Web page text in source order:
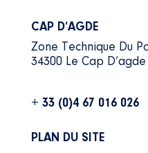
CAP D’AGDE
Zone Technique Du
34300 Le Cap D’agde
+ 33 (0)4 67 016 026
PLAN DU SITE